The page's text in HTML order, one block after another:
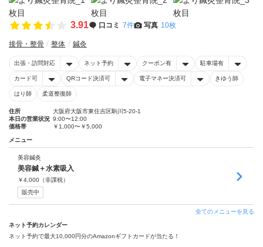
3.91 口コミ 7件 写真 10枚
接骨・整骨 整体 鍼灸
出張・訪問対応 ネット予約 クーポン有 駐車場有
カード可 QRコード決済可 電子マネー決済可 きゆう師
はり師 柔道整復師
住所
大阪府大阪市東住吉区駒川5-20-1
本日の営業状況 9:00〜12:00
価格帯
￥1,000〜￥5,000
メニュー
美容鍼灸
美容鍼＋水素吸入
￥4,000 （非課税）
販売中
全てのメニューを見る
ネット予約カレンダー
ネット予約で最大10,000円分のAmazonギフトカードが当たる！